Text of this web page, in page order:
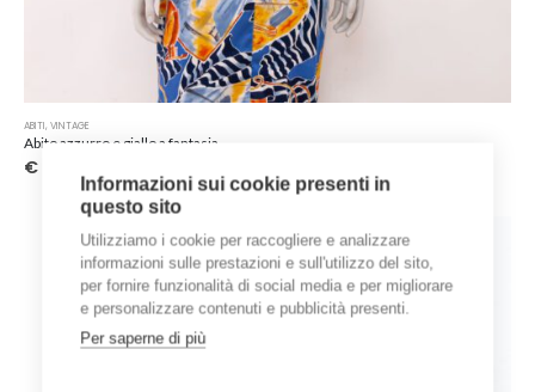
ABITI, VINTAGE
Abito azzurro e giallo a fantasia
€
Informazioni sui cookie presenti in
questo sito
Utilizziamo i cookie per raccogliere e analizzare
informazioni sulle prestazioni e sull'utilizzo del sito,
per fornire funzionalità di social media e per migliorare
e personalizzare contenuti e pubblicità presenti.
Per saperne di più